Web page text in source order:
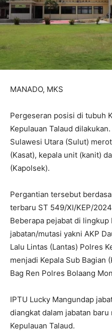
MANADO, MKS
Pergeseran posisi di tubuh
Kepulauan Talaud
Sulawesi Utara (Sulut)
(Kasat), kepala unit (kanit)
(Kapolsek).
Pergantian tersebut
terbaru ST 549/XI/KEP/
Beberapa pejabat di
jabatan/mutasi yakni AKP
Lalu Lintas (Lantas) Polres
menjadi Kepala Sub Bagian
Bag Ren Polres Bolaang
IPTU Lucky Mangundap
diangkat dalam jabatan
Kepulauan Talaud.